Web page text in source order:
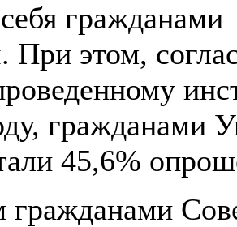
гражданами
При этом,
гражданами
45,6%
гражданами